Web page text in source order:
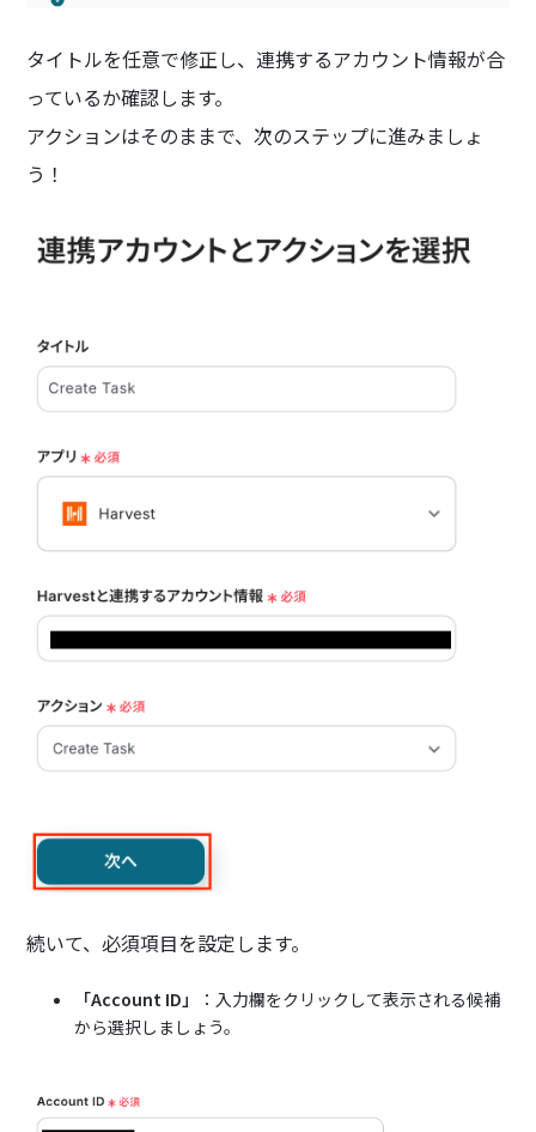
タイトルを任意で修正し、連携するアカウント情報が合
っているか確認します。
アクションはそのままで、次のステップに進みましょ
う！
続いて、必須項目を設定します。
「Account ID」
：入力欄をクリックして表示される候補
から選択しましょう。